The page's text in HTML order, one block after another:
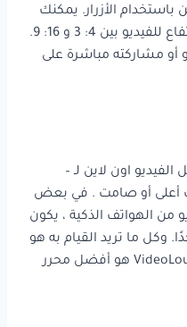
باستخدام الأزرار. يمكنك
أيضًا تغيير نسبة العرض إلى الارتفاع للفيديو بين 4: 3 و 16: 9.
أو مشاركته مباشرة على
اون لاين لـ –
أعلى أو صامت . في بعض
من الهواتف الذكية ، يكون
وكل ما تريد القيام به هو
زيادة أو تقليل حجم الفيديو ، VideoLouder هو أفضل محرر